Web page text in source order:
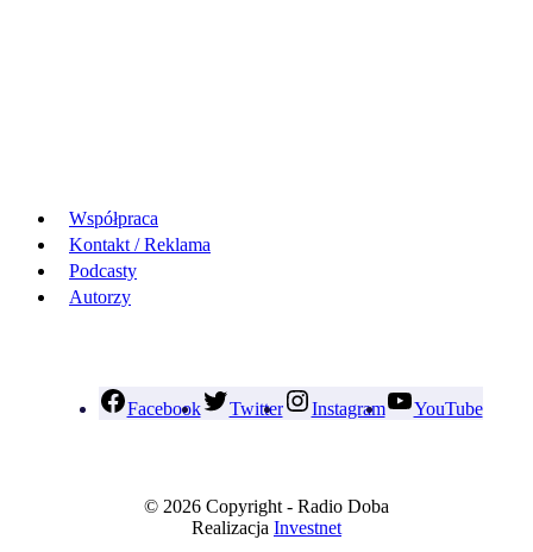
Współpraca
Kontakt / Reklama
Podcasty
Autorzy
Facebook Twitter Instagram YouTube
© 2026 Copyright - Radio Doba
Realizacja Investnet